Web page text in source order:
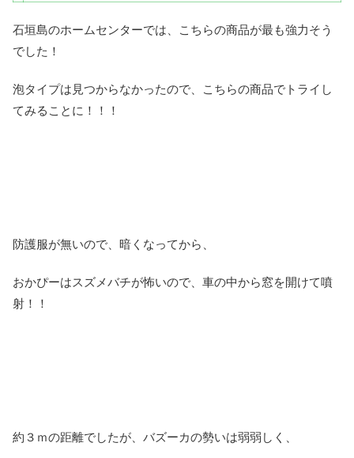
石垣島のホームセンターでは、こちらの商品が最も強力そう
でした！
泡タイプは見つからなかったので、こちらの商品でトライし
てみることに！！！
防護服が無いので、暗くなってから、
おかぴーはスズメバチが怖いので、車の中から窓を開けて噴
射！！
約３ｍの距離でしたが、バズーカの勢いは弱弱しく、